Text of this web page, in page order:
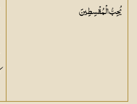
يُحِبُّالْمُقْسِطِينَ